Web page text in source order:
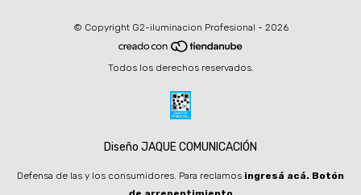
© Copyright G2-iluminacion Profesional - 2026
Todos los derechos reservados.
Diseño JAQUE COMUNICACIÓN
Defensa de las y los consumidores. Para reclamos ingresá acá. Botón